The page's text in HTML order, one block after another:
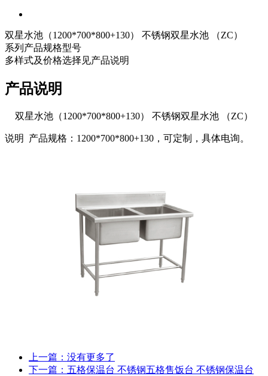
双星水池（1200*700*800+130） 不锈钢双星水池 （ZC）
系列产品规格型号
多样式及价格选择见产品说明
产品说明
双星水池（1200*700*800+130） 不锈钢双星水池 （ZC）
说明 产品规格：1200*700*800+130，可定制，具体电询。
上一篇：没有更多了
下一篇：五格保温台 不锈钢五格售饭台 不锈钢保温台